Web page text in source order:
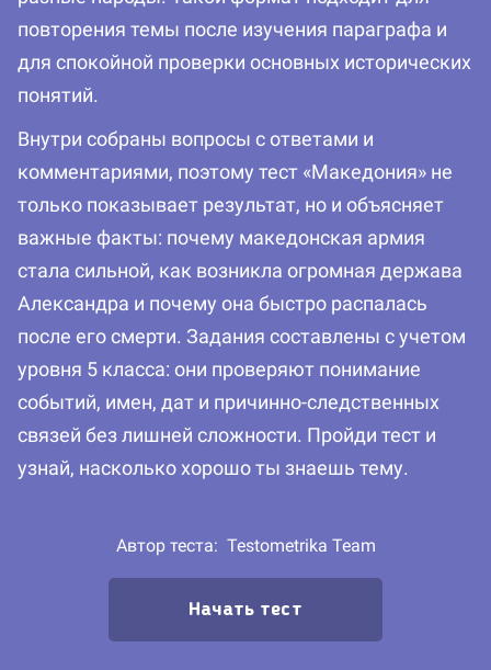
повторения темы после изучения параграфа и
для спокойной проверки основных исторических
понятий.
Внутри собраны вопросы с ответами и
комментариями, поэтому тест «Македония» не
только показывает результат, но и объясняет
важные факты: почему македонская армия
стала сильной, как возникла огромная держава
Александра и почему она быстро распалась
после его смерти. Задания составлены с учетом
уровня 5 класса: они проверяют понимание
событий, имен, дат и причинно-следственных
связей без лишней сложности. Пройди тест и
узнай, насколько хорошо ты знаешь тему.
Автор теста: Testometrika Team
Начать тест